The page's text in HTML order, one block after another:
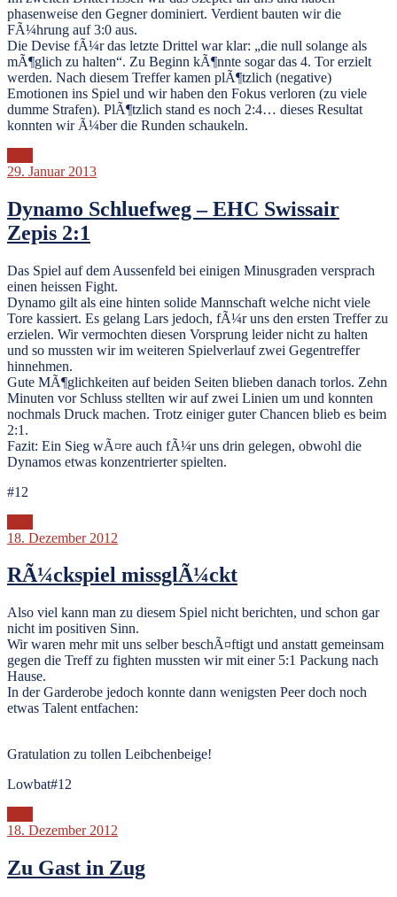
phasenweise den Gegner dominiert. Verdient bauten wir die
FÃ¼hrung auf 3:0 aus.
Die Devise fÃ¼r das letzte Drittel war klar: „die null solange als
mÃ¶glich zu halten“. Zu Beginn kÃ¶nnte sogar das 4. Tor erzielt
werden. Nach diesem Treffer kamen plÃ¶tzlich (negative)
Emotionen ins Spiel und wir haben den Fokus verloren (zu viele
dumme Strafen). PlÃ¶tzlich stand es noch 2:4… dieses Resultat
konnten wir Ã¼ber die Runden schaukeln.
29. Januar 2013
Dynamo Schluefweg – EHC Swissair
Zepis 2:1
Das Spiel auf dem Aussenfeld bei einigen Minusgraden versprach
einen heissen Fight.
Dynamo gilt als eine hinten solide Mannschaft welche nicht viele
Tore kassiert. Es gelang Lars jedoch, fÃ¼r uns den ersten Treffer zu
erzielen. Wir vermochten diesen Vorsprung leider nicht zu halten
und so mussten wir im weiteren Spielverlauf zwei Gegentreffer
hinnehmen.
Gute MÃ¶glichkeiten auf beiden Seiten blieben danach torlos. Zehn
Minuten vor Schluss stellten wir auf zwei Linien um und konnten
nochmals Druck machen. Trotz einiger guter Chancen blieb es beim
2:1.
Fazit: Ein Sieg wÃ¤re auch fÃ¼r uns drin gelegen, obwohl die
Dynamos etwas konzentrierter spielten.
#12
18. Dezember 2012
RÃ¼ckspiel missglÃ¼ckt
Also viel kann man zu diesem Spiel nicht berichten, und schon gar
nicht im positiven Sinn.
Wir waren mehr mit uns selber beschÃ¤ftigt und anstatt gemeinsam
gegen die Treff zu fighten mussten wir mit einer 5:1 Packung nach
Hause.
In der Garderobe jedoch konnte dann wenigsten Peer doch noch
etwas Talent entfachen:
Gratulation zu tollen Leibchenbeige!
Lowbat#12
18. Dezember 2012
Zu Gast in Zug